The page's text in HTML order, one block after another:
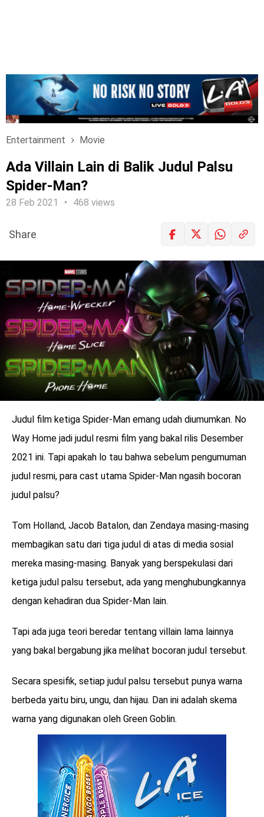
Entertainment Movie
Ada Villain Lain di Balik Judul Palsu
Spider-Man?
28 Feb 2021 468 views
LOGIN
Share
Judul film ketiga Spider-Man emang udah diumumkan. No
Way Home jadi judul resmi film yang bakal rilis Desember
2021 ini. Tapi apakah lo tau bahwa sebelum pengumuman
judul resmi, para cast utama Spider-Man ngasih bocoran
judul palsu?
Tom Holland, Jacob Batalon, dan Zendaya masing-masing
membagikan satu dari tiga judul di atas di media sosial
mereka masing-masing. Banyak yang berspekulasi dari
ketiga judul palsu tersebut, ada yang menghubungkannya
dengan kehadiran dua Spider-Man lain.
Tapi ada juga teori beredar tentang villain lama lainnya
yang bakal bergabung jika melihat bocoran judul tersebut.
Secara spesifik, setiap judul palsu tersebut punya warna
berbeda yaitu biru, ungu, dan hijau. Dan ini adalah skema
warna yang digunakan oleh Green Goblin.